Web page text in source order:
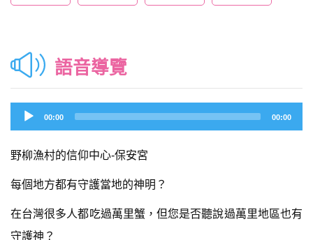
語音導覽
Audio
Player
00:00 00:00
野柳漁村的信仰中心-保安宮
每個地方都有守護當地的神明？
在台灣很多人都吃過萬里蟹，但您是否聽說過萬里地區也有
守護神？